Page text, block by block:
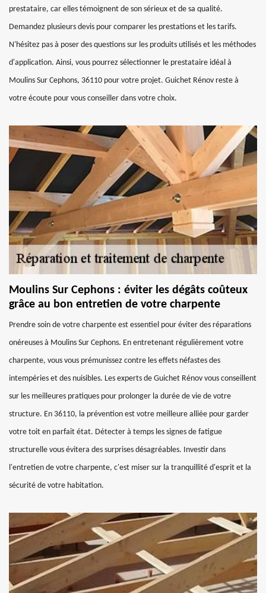
prestataire, car elles témoignent de son sérieux et de sa qualité.
Demandez plusieurs devis pour comparer les prestations et les tarifs.
N'hésitez pas à poser des questions sur les produits utilisés et les méthodes
d'application. Ainsi, vous pourrez sélectionner le prestataire idéal à
Moulins Sur Cephons, 36110 pour votre projet. Guichet Rénov reste à
votre écoute pour vous conseiller dans votre choix.
Moulins Sur Cephons : éviter les dégâts coûteux
grâce au bon entretien de votre charpente
Prendre soin de votre charpente est essentiel pour éviter des réparations
onéreuses à Moulins Sur Cephons. En entretenant régulièrement votre
charpente, vous vous prémunissez contre les effets néfastes des
intempéries et des nuisibles. Les experts de Guichet Rénov vous conseillent
sur les meilleures pratiques pour prolonger la durée de vie de votre
structure. En 36110, la prévention est votre meilleure alliée pour garder
votre toit en parfait état. Détecter à temps les signes de fatigue
structurelle vous évitera des surprises désagréables. Investir dans
l'entretien de votre charpente, c'est miser sur la tranquillité d'esprit et la
sécurité de votre habitation.